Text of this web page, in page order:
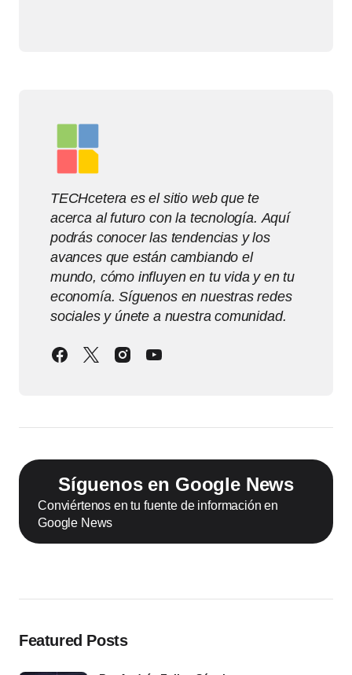
TECHcetera es el sitio web que te
acerca al futuro con la tecnología. Aquí
podrás conocer las tendencias y los
avances que están cambiando el
mundo, cómo influyen en tu vida y en tu
economía. Síguenos en nuestras redes
sociales y únete a nuestra comunidad.
Síguenos en Google News
Conviértenos en tu fuente de información en
Google News
Featured Posts